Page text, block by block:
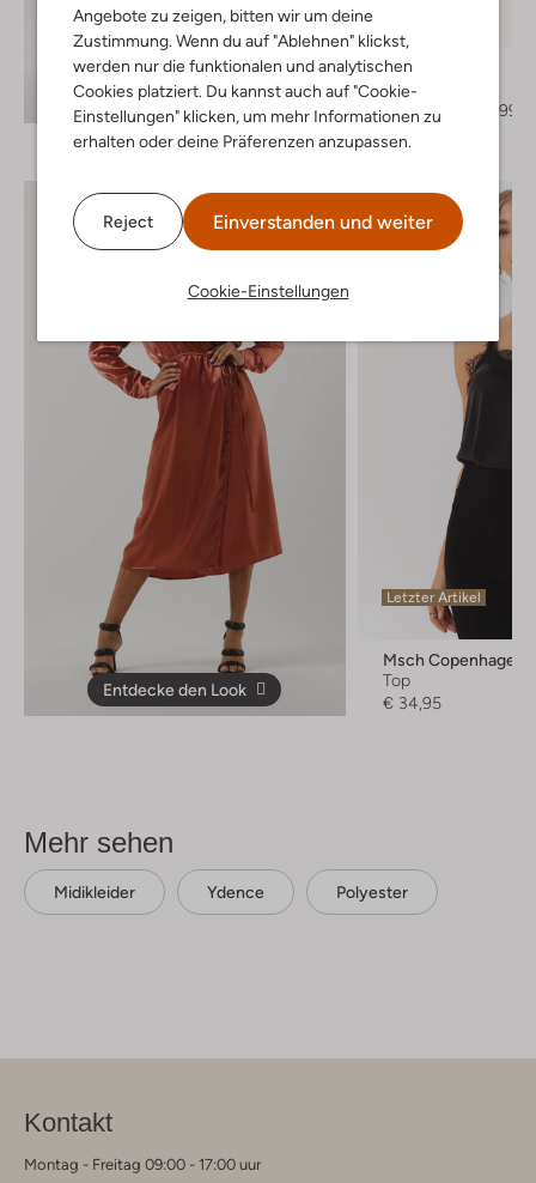
Angebote zu zeigen, bitten wir um deine
Zustimmung. Wenn du auf "Ablehnen" klickst,
werden nur die funktionalen und analytischen
Cookies platziert. Du kannst auch auf "Cookie-
Einstellungen" klicken, um mehr Informationen zu
erhalten oder deine Präferenzen anzupassen.
Reject Einverstanden und weiter
Cookie-Einstellungen
Entdecke den Look
Notre-V
Hohe Stiefel
€ 229,95
€ 114,99
Entdecke den Look
Letzter Artikel
Msch Copenhagen
Top
€ 34,95
Mehr sehen
Midikleider Ydence Polyester
Kontakt
Montag - Freitag 09:00 - 17:00 uur